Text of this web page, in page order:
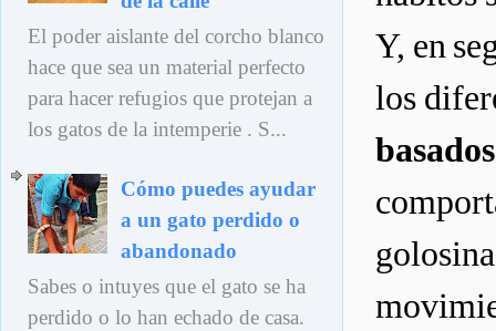
Y, en
los
El poder aislante del corcho blanco
hace que sea un material perfecto
para hacer refugios que protejan a
los gatos de la intemperie . S...
Cómo puedes ayudar
a un gato perdido o
abandonado
Sabes o intuyes que el gato se ha
perdido o lo han echado de casa.